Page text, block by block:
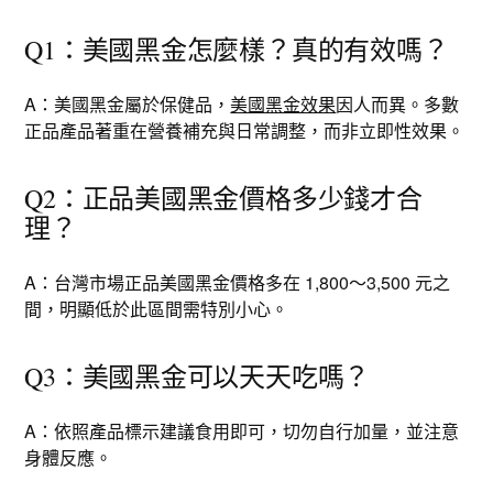
Q1：美國黑金怎麼樣？真的有效嗎？
A：美國黑金屬於保健品，美國黑金效果因人而異。多數
正品產品著重在營養補充與日常調整，而非立即性效果。
Q2：正品美國黑金價格多少錢才合
理？
A：台灣市場正品美國黑金價格多在 1,800～3,500 元之
間，明顯低於此區間需特別小心。
Q3：美國黑金可以天天吃嗎？
A：依照產品標示建議食用即可，切勿自行加量，並注意
身體反應。